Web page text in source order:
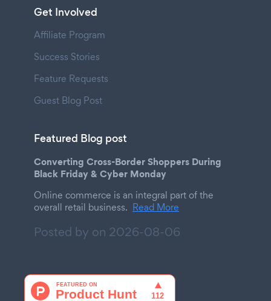
Get Involved
Affiliate Program
Success Stories
Feature Requests
Guest Blog Post
Featured Blog post
Converting Cross-Border Shoppers During
Black Friday & Cyber Monday
Online commerce is an integral part of the
overall retail business. Read More
Posted by on 2026-08-06